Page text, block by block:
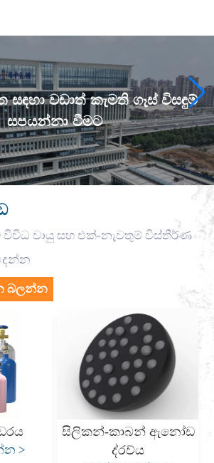
වඩාත් කැමති ගෑස් විසඳුම්
සපයන්නා වීමට
වායු සහ එක්-නැවතුම් විස්තීර්ණ
බලන්න
>
සිලිකන්-කාබන් ඇනෝඩ
ද්රව්ය